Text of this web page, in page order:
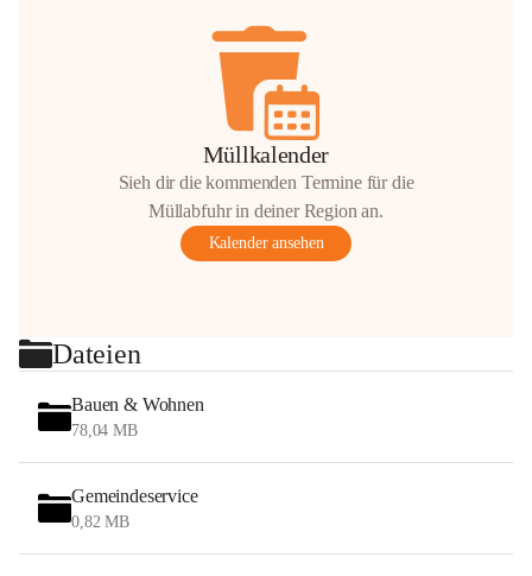
Müllkalender
Sieh dir die kommenden Termine für die
Müllabfuhr in deiner Region an.
Kalender ansehen
Dateien
Bauen & Wohnen
78,04 MB
Gemeindeservice
0,82 MB